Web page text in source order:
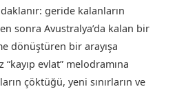
geride kalanların
sonra Avustralya’da kalan bir
dönüştüren bir arayışa
“kayıp evlat” melodramına
çöktüğü, yeni sınırların ve